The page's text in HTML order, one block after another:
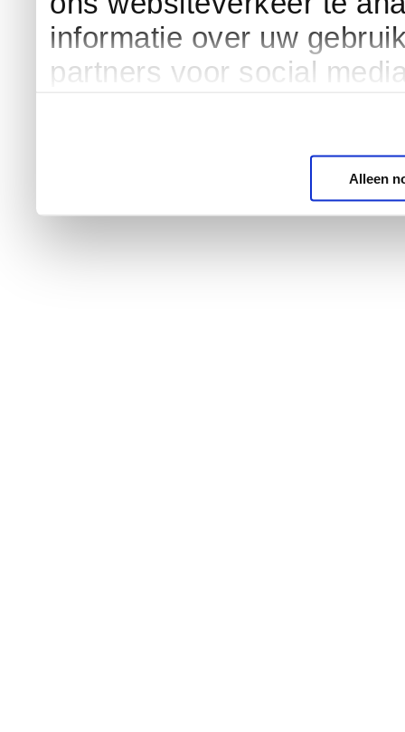
informatie over uw
partners voor social
Alleen